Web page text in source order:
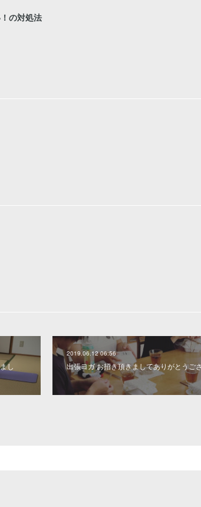
の対処法
し
2019.06.12 06:56
出張ヨガ お招き頂きましてありがとうご